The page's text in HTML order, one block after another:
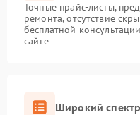
Точные прайс-листы,
ремонта, отсутствие
бесплатной
сайте
Широкий